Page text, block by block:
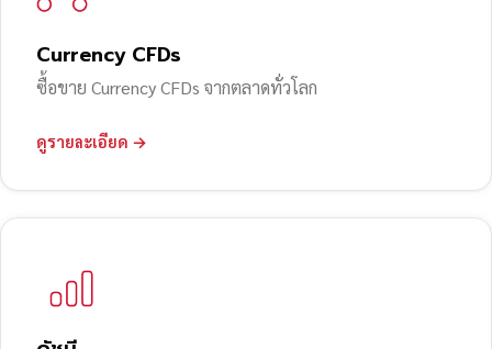
Currency CFDs
ซื้อขาย Currency CFDs จากตลาดทั่วโลก
ดูรายละเอียด →